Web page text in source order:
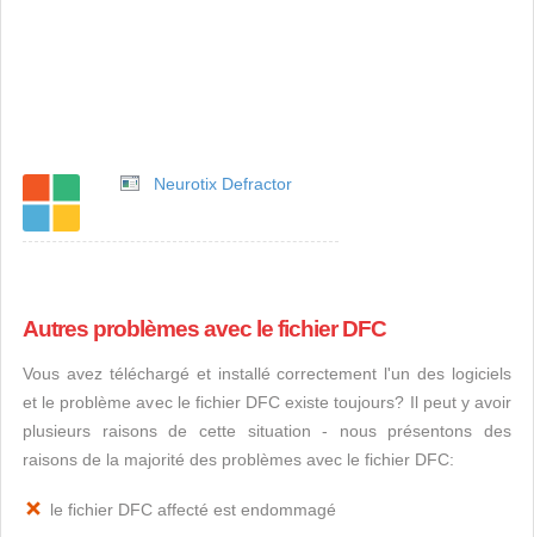
Neurotix Defractor
Autres problèmes avec le fichier DFC
Vous avez téléchargé et installé correctement l'un des logiciels
et le problème avec le fichier DFC existe toujours? Il peut y avoir
plusieurs raisons de cette situation - nous présentons des
raisons de la majorité des problèmes avec le fichier DFC:
le fichier DFC affecté est endommagé